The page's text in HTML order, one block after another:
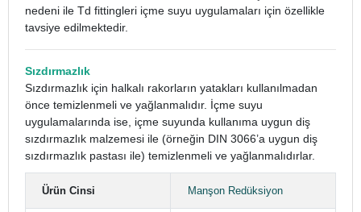
nedeni ile Td fittingleri içme suyu uygulamaları için özellikle
tavsiye edilmektedir.
Sızdırmazlık
Sızdırmazlık için halkalı rakorların yatakları kullanılmadan
önce temizlenmeli ve yağlanmalıdır. İçme suyu
uygulamalarında ise, içme suyunda kullanıma uygun diş
sızdırmazlık malzemesi ile (örneğin DIN 3066’a uygun diş
sızdırmazlık pastası ile) temizlenmeli ve yağlanmalıdırlar.
Ürün Cinsi Manşon Redüksiyon